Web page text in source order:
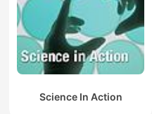
Science In Action